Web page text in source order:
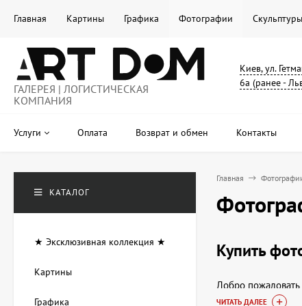
Главная Картины Графика Фотографии Скульптуры
ГАЛЕРЕЯ | ЛОГИСТИЧЕСКАЯ
КОМПАНИЯ
Киев, ул.
6а (ранее -
Услуги Оплата Возврат и обмен Контакты
Главная
Купить
Добро
уникальную
ЧИТАТЬ ДАЛЕЕ
КАТАЛОГ
★ Эксклюзивная коллекция ★
Картины
Графика